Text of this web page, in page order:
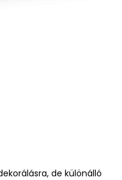
de különálló